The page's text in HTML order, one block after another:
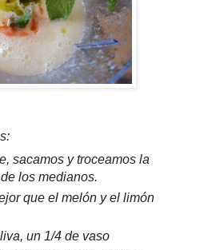
:
sacamos y troceamos la
los medianos.
que el melón y el limón
un 1/4 de vaso